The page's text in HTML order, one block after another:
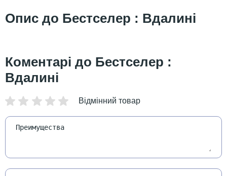
Бестселер : Вдалині
Бестселер :
Вдалині